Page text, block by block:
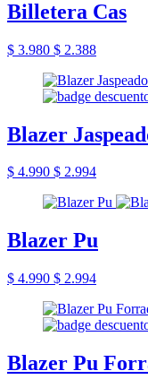
Billetera Cas
$ 3.980 $ 2.388
Blazer
$ 4.990 $ 2.994
Blazer Pu
$ 4.990 $ 2.994
Blazer Pu